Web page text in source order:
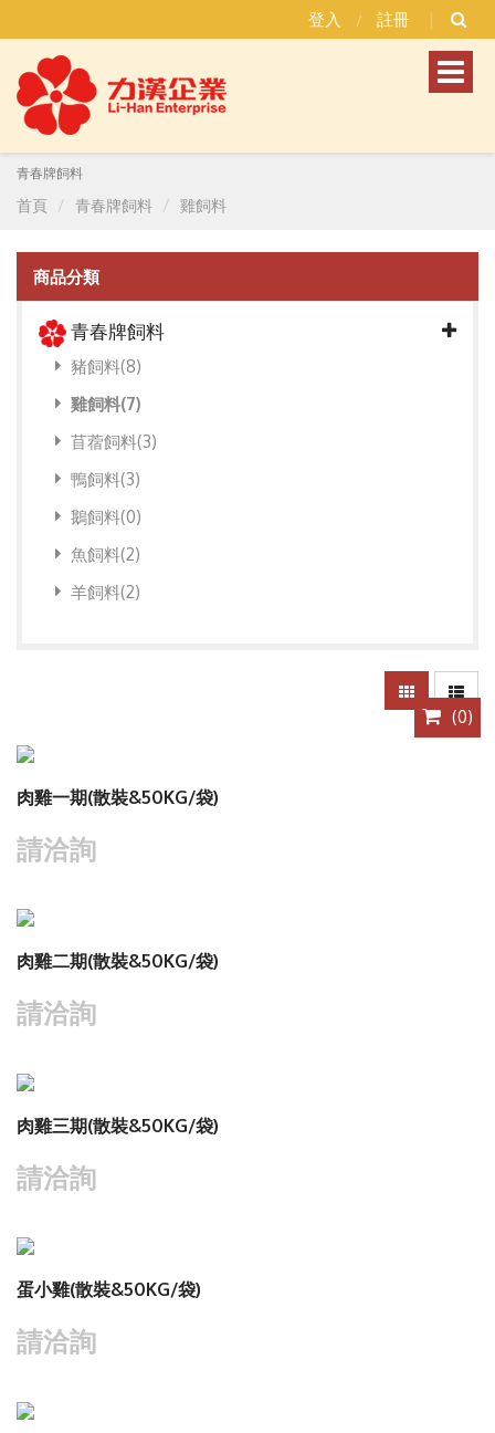
登入 / 註冊
(0)
青春牌飼料
首頁 青春牌飼料 雞飼料
商品分類
青春牌飼料
豬飼料(8)
雞飼料(7)
苜蓿飼料(3)
鴨飼料(3)
鵝飼料(0)
魚飼料(2)
羊飼料(2)
肉雞一期(散裝&50KG/袋)
請洽詢
肉雞二期(散裝&50KG/袋)
請洽詢
肉雞三期(散裝&50KG/袋)
請洽詢
蛋小雞(散裝&50KG/袋)
請洽詢